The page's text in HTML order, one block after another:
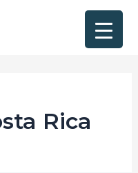
Rica